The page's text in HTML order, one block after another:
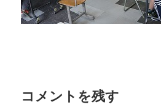
コメントを残す